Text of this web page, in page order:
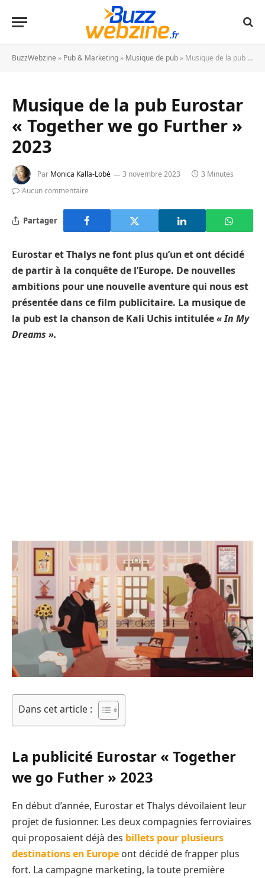
BuzzWebzine » Pub & Marketing » Musique de pub » Musique de la pub Eurostar « Together we go Further » 2023
Musique de la pub Eurostar
« Together we go Further »
2023
Par Monica Kalla-Lobé 3 novembre 2023
3 Minutes
Aucun commentaire
Partager
Eurostar et Thalys ne font plus qu’un et ont décidé
de partir à la conquête de l’Europe. De nouvelles
ambitions pour une nouvelle aventure qui nous est
présentée dans ce film publicitaire. La musique de
la pub est la chanson de Kali Uchis intitulée« In My
Dreams ».
Dans cet article :
La publicité Eurostar « Together
we go Futher » 2023
En début d’année, Eurostar et Thalys dévoilaient leur
projet de fusionner. Les deux compagnies ferroviaires
qui proposaient déjà des billets pour plusieurs
destinations en Europe ont décidé de frapper plus
fort. La campagne marketing, la toute première